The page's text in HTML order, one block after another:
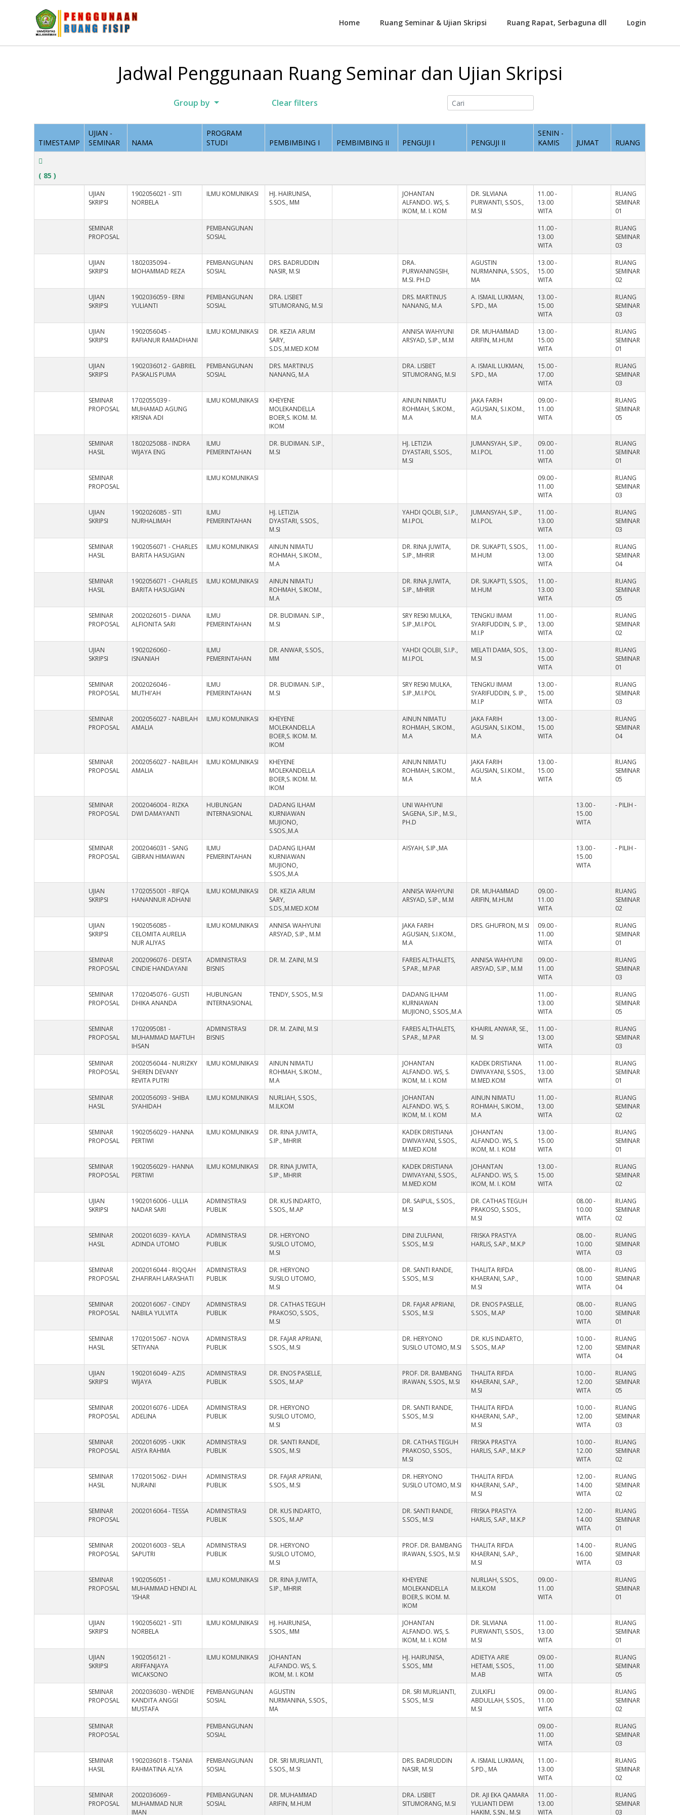
Home Ruang Seminar & Ujian Skripsi Ruang Rapat, Serbaguna dll Login
Jadwal Penggunaan Ruang Seminar dan Ujian Skripsi
Group by Clear filters
TIMESTAMP
UJIAN -
SEMINAR
NAMA
PROGRAM
STUDI
PEMBIMBING I PEMBIMBING II PENGUJI I PENGUJI II
SENIN -
KAMIS
JUMAT RUANG
( 85 )
UJIAN
SKRIPSI
1902056021 - SITI
NORBELA
ILMU KOMUNIKASI
HJ. HAIRUNISA,
S.SOS., MM
JOHANTAN
ALFANDO. WS, S.
IKOM, M. I. KOM
DR. SILVIANA
PURWANTI, S.SOS.,
M.SI
11.00 -
13.00
WITA
RUANG
SEMINAR
01
SEMINAR
PROPOSAL
PEMBANGUNAN
SOSIAL
11.00 -
13.00
WITA
RUANG
SEMINAR
03
UJIAN
SKRIPSI
1802035094 -
MOHAMMAD REZA
PEMBANGUNAN
SOSIAL
DRS. BADRUDDIN
NASIR, M.SI
DRA.
PURWANINGSIH,
M.SI. PH.D
AGUSTIN
NURMANINA, S.SOS.,
MA
13.00 -
15.00
WITA
RUANG
SEMINAR
02
UJIAN
SKRIPSI
1902036059 - ERNI
YULIANTI
PEMBANGUNAN
SOSIAL
DRA. LISBET
SITUMORANG, M.SI
DRS. MARTINUS
NANANG, M.A
A. ISMAIL LUKMAN,
S.PD., MA
13.00 -
15.00
WITA
RUANG
SEMINAR
03
UJIAN
SKRIPSI
1902056045 -
RAFIANUR RAMADHANI
ILMU KOMUNIKASI
DR. KEZIA ARUM
SARY,
S.DS.,M.MED.KOM
ANNISA WAHYUNI
ARSYAD, S.IP., M.M
DR. MUHAMMAD
ARIFIN, M.HUM
13.00 -
15.00
WITA
RUANG
SEMINAR
01
UJIAN
SKRIPSI
1902036012 - GABRIEL
PASKALIS PUMA
PEMBANGUNAN
SOSIAL
DRS. MARTINUS
NANANG, M.A
DRA. LISBET
SITUMORANG, M.SI
A. ISMAIL LUKMAN,
S.PD., MA
15.00 -
17.00
WITA
RUANG
SEMINAR
03
SEMINAR
PROPOSAL
1702055039 -
MUHAMAD AGUNG
KRISNA ADI
ILMU KOMUNIKASI
KHEYENE
MOLEKANDELLA
BOER,S. IKOM. M.
IKOM
AINUN NIMATU
ROHMAH, S.IKOM.,
M.A
JAKA FARIH
AGUSIAN, S.I.KOM.,
M.A
09.00 -
11.00
WITA
RUANG
SEMINAR
05
SEMINAR
HASIL
1802025088 - INDRA
WIJAYA ENG
ILMU
PEMERINTAHAN
DR. BUDIMAN. S.IP.,
M.SI
HJ. LETIZIA
DYASTARI, S.SOS.,
M.SI
JUMANSYAH, S.IP.,
M.I.POL
09.00 -
11.00
WITA
RUANG
SEMINAR
01
SEMINAR
PROPOSAL
ILMU KOMUNIKASI
09.00 -
11.00
WITA
RUANG
SEMINAR
03
UJIAN
SKRIPSI
1902026085 - SITI
NURHALIMAH
ILMU
PEMERINTAHAN
HJ. LETIZIA
DYASTARI, S.SOS.,
M.SI
YAHDI QOLBI, S.I.P.,
M.I.POL
JUMANSYAH, S.IP.,
M.I.POL
11.00 -
13.00
WITA
RUANG
SEMINAR
03
SEMINAR
HASIL
1902056071 - CHARLES
BARITA HASUGIAN
ILMU KOMUNIKASI
AINUN NIMATU
ROHMAH, S.IKOM.,
M.A
DR. RINA JUWITA,
S.IP., MHRIR
DR. SUKAPTI, S.SOS.,
M.HUM
11.00 -
13.00
WITA
RUANG
SEMINAR
04
SEMINAR
HASIL
1902056071 - CHARLES
BARITA HASUGIAN
ILMU KOMUNIKASI
AINUN NIMATU
ROHMAH, S.IKOM.,
M.A
DR. RINA JUWITA,
S.IP., MHRIR
DR. SUKAPTI, S.SOS.,
M.HUM
11.00 -
13.00
WITA
RUANG
SEMINAR
05
SEMINAR
PROPOSAL
2002026015 - DIANA
ALFIONITA SARI
ILMU
PEMERINTAHAN
DR. BUDIMAN. S.IP.,
M.SI
SRY RESKI MULKA,
S.IP.,M.I.POL
TENGKU IMAM
SYARIFUDDIN, S. IP.,
M.I.P
11.00 -
13.00
WITA
RUANG
SEMINAR
02
UJIAN
SKRIPSI
1902026060 -
ISNANIAH
ILMU
PEMERINTAHAN
DR. ANWAR, S.SOS.,
MM
YAHDI QOLBI, S.I.P.,
M.I.POL
MELATI DAMA, SOS.,
M.SI
13.00 -
15.00
WITA
RUANG
SEMINAR
01
SEMINAR
PROPOSAL
2002026046 -
MUTHI'AH
ILMU
PEMERINTAHAN
DR. BUDIMAN. S.IP.,
M.SI
SRY RESKI MULKA,
S.IP.,M.I.POL
TENGKU IMAM
SYARIFUDDIN, S. IP.,
M.I.P
13.00 -
15.00
WITA
RUANG
SEMINAR
03
SEMINAR
PROPOSAL
2002056027 - NABILAH
AMALIA
ILMU KOMUNIKASI
KHEYENE
MOLEKANDELLA
BOER,S. IKOM. M.
IKOM
AINUN NIMATU
ROHMAH, S.IKOM.,
M.A
JAKA FARIH
AGUSIAN, S.I.KOM.,
M.A
13.00 -
15.00
WITA
RUANG
SEMINAR
04
SEMINAR
PROPOSAL
2002056027 - NABILAH
AMALIA
ILMU KOMUNIKASI
KHEYENE
MOLEKANDELLA
BOER,S. IKOM. M.
IKOM
AINUN NIMATU
ROHMAH, S.IKOM.,
M.A
JAKA FARIH
AGUSIAN, S.I.KOM.,
M.A
13.00 -
15.00
WITA
RUANG
SEMINAR
05
SEMINAR
PROPOSAL
2002046004 - RIZKA
DWI DAMAYANTI
HUBUNGAN
INTERNASIONAL
DADANG ILHAM
KURNIAWAN
MUJIONO,
S.SOS.,M.A
UNI WAHYUNI
SAGENA, S.IP., M.SI.,
PH.D
13.00 -
15.00
WITA
- PILIH -
SEMINAR
PROPOSAL
2002046031 - SANG
GIBRAN HIMAWAN
ILMU
PEMERINTAHAN
DADANG ILHAM
KURNIAWAN
MUJIONO,
S.SOS.,M.A
AISYAH, S.IP.,MA
13.00 -
15.00
WITA
- PILIH -
UJIAN
SKRIPSI
1702055001 - RIFQA
HANANNUR ADHANI
ILMU KOMUNIKASI
DR. KEZIA ARUM
SARY,
S.DS.,M.MED.KOM
ANNISA WAHYUNI
ARSYAD, S.IP., M.M
DR. MUHAMMAD
ARIFIN, M.HUM
09.00 -
11.00
WITA
RUANG
SEMINAR
02
UJIAN
SKRIPSI
1902056085 -
CELOMITA AURELIA
NUR ALIYAS
ILMU KOMUNIKASI
ANNISA WAHYUNI
ARSYAD, S.IP., M.M
JAKA FARIH
AGUSIAN, S.I.KOM.,
M.A
DRS. GHUFRON, M.SI
09.00 -
11.00
WITA
RUANG
SEMINAR
01
SEMINAR
PROPOSAL
2002096076 - DESITA
CINDIE HANDAYANI
ADMINISTRASI
BISNIS
DR. M. ZAINI, M.SI
FAREIS ALTHALETS,
S.PAR., M.PAR
ANNISA WAHYUNI
ARSYAD, S.IP., M.M
09.00 -
11.00
WITA
RUANG
SEMINAR
03
SEMINAR
PROPOSAL
1702045076 - GUSTI
DHIKA ANANDA
HUBUNGAN
INTERNASIONAL
TENDY, S.SOS., M.SI
DADANG ILHAM
KURNIAWAN
MUJIONO, S.SOS.,M.A
11.00 -
13.00
WITA
RUANG
SEMINAR
05
SEMINAR
PROPOSAL
1702095081 -
MUHAMMAD MAFTUH
IHSAN
ADMINISTRASI
BISNIS
DR. M. ZAINI, M.SI
FAREIS ALTHALETS,
S.PAR., M.PAR
KHAIRIL ANWAR, SE.,
M. SI
11.00 -
13.00
WITA
RUANG
SEMINAR
03
SEMINAR
PROPOSAL
2002056044 - NURIZKY
SHEREN DEVANY
REVITA PUTRI
ILMU KOMUNIKASI
AINUN NIMATU
ROHMAH, S.IKOM.,
M.A
JOHANTAN
ALFANDO. WS, S.
IKOM, M. I. KOM
KADEK DRISTIANA
DWIVAYANI, S.SOS.,
M.MED.KOM
11.00 -
13.00
WITA
RUANG
SEMINAR
01
SEMINAR
HASIL
2002056093 - SHIBA
SYAHIDAH
ILMU KOMUNIKASI
NURLIAH, S.SOS.,
M.ILKOM
JOHANTAN
ALFANDO. WS, S.
IKOM, M. I. KOM
AINUN NIMATU
ROHMAH, S.IKOM.,
M.A
11.00 -
13.00
WITA
RUANG
SEMINAR
02
SEMINAR
PROPOSAL
1902056029 - HANNA
PERTIWI
ILMU KOMUNIKASI
DR. RINA JUWITA,
S.IP., MHRIR
KADEK DRISTIANA
DWIVAYANI, S.SOS.,
M.MED.KOM
JOHANTAN
ALFANDO. WS, S.
IKOM, M. I. KOM
13.00 -
15.00
WITA
RUANG
SEMINAR
01
SEMINAR
PROPOSAL
1902056029 - HANNA
PERTIWI
ILMU KOMUNIKASI
DR. RINA JUWITA,
S.IP., MHRIR
KADEK DRISTIANA
DWIVAYANI, S.SOS.,
M.MED.KOM
JOHANTAN
ALFANDO. WS, S.
IKOM, M. I. KOM
13.00 -
15.00
WITA
RUANG
SEMINAR
02
UJIAN
SKRIPSI
1902016006 - ULLIA
NADAR SARI
ADMINISTRASI
PUBLIK
DR. KUS INDARTO,
S.SOS., M.AP
DR. SAIPUL, S.SOS.,
M.SI
DR. CATHAS TEGUH
PRAKOSO, S.SOS.,
M.SI
08.00 -
10.00
WITA
RUANG
SEMINAR
02
SEMINAR
HASIL
2002016039 - KAYLA
ADINDA UTOMO
ADMINISTRASI
PUBLIK
DR. HERYONO
SUSILO UTOMO,
M.SI
DINI ZULFIANI,
S.SOS., M.SI
FRISKA PRASTYA
HARLIS, S.AP., M.K.P
08.00 -
10.00
WITA
RUANG
SEMINAR
03
SEMINAR
PROPOSAL
2002016044 - RIQQAH
ZHAFIRAH LARASHATI
ADMINISTRASI
PUBLIK
DR. HERYONO
SUSILO UTOMO,
M.SI
DR. SANTI RANDE,
S.SOS., M.SI
THALITA RIFDA
KHAERANI, S.AP.,
M.SI
08.00 -
10.00
WITA
RUANG
SEMINAR
04
SEMINAR
PROPOSAL
2002016067 - CINDY
NABILA YULVITA
ADMINISTRASI
PUBLIK
DR. CATHAS TEGUH
PRAKOSO, S.SOS.,
M.SI
DR. FAJAR APRIANI,
S.SOS., M.SI
DR. ENOS PASELLE,
S.SOS., M.AP
08.00 -
10.00
WITA
RUANG
SEMINAR
01
SEMINAR
HASIL
1702015067 - NOVA
SETIYANA
ADMINISTRASI
PUBLIK
DR. FAJAR APRIANI,
S.SOS., M.SI
DR. HERYONO
SUSILO UTOMO, M.SI
DR. KUS INDARTO,
S.SOS., M.AP
10.00 -
12.00
WITA
RUANG
SEMINAR
04
UJIAN
SKRIPSI
1902016049 - AZIS
WIJAYA
ADMINISTRASI
PUBLIK
DR. ENOS PASELLE,
S.SOS., M.AP
PROF. DR. BAMBANG
IRAWAN, S.SOS., M.SI
THALITA RIFDA
KHAERANI, S.AP.,
M.SI
10.00 -
12.00
WITA
RUANG
SEMINAR
05
SEMINAR
PROPOSAL
2002016076 - LIDEA
ADELINA
ADMINISTRASI
PUBLIK
DR. HERYONO
SUSILO UTOMO,
M.SI
DR. SANTI RANDE,
S.SOS., M.SI
THALITA RIFDA
KHAERANI, S.AP.,
M.SI
10.00 -
12.00
WITA
RUANG
SEMINAR
03
SEMINAR
PROPOSAL
2002016095 - UKIK
AISYA RAHMA
ADMINISTRASI
PUBLIK
DR. SANTI RANDE,
S.SOS., M.SI
DR. CATHAS TEGUH
PRAKOSO, S.SOS.,
M.SI
FRISKA PRASTYA
HARLIS, S.AP., M.K.P
10.00 -
12.00
WITA
RUANG
SEMINAR
02
SEMINAR
HASIL
1702015062 - DIAH
NURAINI
ADMINISTRASI
PUBLIK
DR. FAJAR APRIANI,
S.SOS., M.SI
DR. HERYONO
SUSILO UTOMO, M.SI
THALITA RIFDA
KHAERANI, S.AP.,
M.SI
12.00 -
14.00
WITA
RUANG
SEMINAR
02
SEMINAR
PROPOSAL
2002016064 - TESSA
ADMINISTRASI
PUBLIK
DR. KUS INDARTO,
S.SOS., M.AP
DR. SANTI RANDE,
S.SOS., M.SI
FRISKA PRASTYA
HARLIS, S.AP., M.K.P
12.00 -
14.00
WITA
RUANG
SEMINAR
01
SEMINAR
PROPOSAL
2002016003 - SELA
SAPUTRI
ADMINISTRASI
PUBLIK
DR. HERYONO
SUSILO UTOMO,
M.SI
PROF. DR. BAMBANG
IRAWAN, S.SOS., M.SI
THALITA RIFDA
KHAERANI, S.AP.,
M.SI
14.00 -
16.00
WITA
RUANG
SEMINAR
03
SEMINAR
PROPOSAL
1902056051 -
MUHAMMAD HENDI AL
'ISHAR
ILMU KOMUNIKASI
DR. RINA JUWITA,
S.IP., MHRIR
KHEYENE
MOLEKANDELLA
BOER,S. IKOM. M.
IKOM
NURLIAH, S.SOS.,
M.ILKOM
09.00 -
11.00
WITA
RUANG
SEMINAR
01
UJIAN
SKRIPSI
1902056021 - SITI
NORBELA
ILMU KOMUNIKASI
HJ. HAIRUNISA,
S.SOS., MM
JOHANTAN
ALFANDO. WS, S.
IKOM, M. I. KOM
DR. SILVIANA
PURWANTI, S.SOS.,
M.SI
11.00 -
13.00
WITA
RUANG
SEMINAR
01
UJIAN
SKRIPSI
1902056121 -
ARIFFANJAYA
WICAKSONO
ILMU KOMUNIKASI
JOHANTAN
ALFANDO. WS, S.
IKOM, M. I. KOM
HJ. HAIRUNISA,
S.SOS., MM
ADIETYA ARIE
HETAMI, S.SOS.,
M.AB
09.00 -
11.00
WITA
RUANG
SEMINAR
05
SEMINAR
PROPOSAL
2002036030 - WENDIE
KANDITA ANGGI
MUSTAFA
PEMBANGUNAN
SOSIAL
AGUSTIN
NURMANINA, S.SOS.,
MA
DR. SRI MURLIANTI,
S.SOS., M.SI
ZULKIFLI
ABDULLAH, S.SOS.,
M.SI
09.00 -
11.00
WITA
RUANG
SEMINAR
02
SEMINAR
PROPOSAL
PEMBANGUNAN
SOSIAL
09.00 -
11.00
WITA
RUANG
SEMINAR
03
SEMINAR
HASIL
1902036018 - TSANIA
RAHMATINA ALYA
PEMBANGUNAN
SOSIAL
DR. SRI MURLIANTI,
S.SOS., M.SI
DRS. BADRUDDIN
NASIR, M.SI
A. ISMAIL LUKMAN,
S.PD., MA
11.00 -
13.00
WITA
RUANG
SEMINAR
02
SEMINAR
PROPOSAL
2002036069 -
MUHAMMAD NUR
IMAN
PEMBANGUNAN
SOSIAL
DR. MUHAMMAD
ARIFIN, M.HUM
DRA. LISBET
SITUMORANG, M.SI
DR. AJI EKA QAMARA
YULIANTI DEWI
HAKIM, S.SN., M.SI
11.00 -
13.00
WITA
RUANG
SEMINAR
03